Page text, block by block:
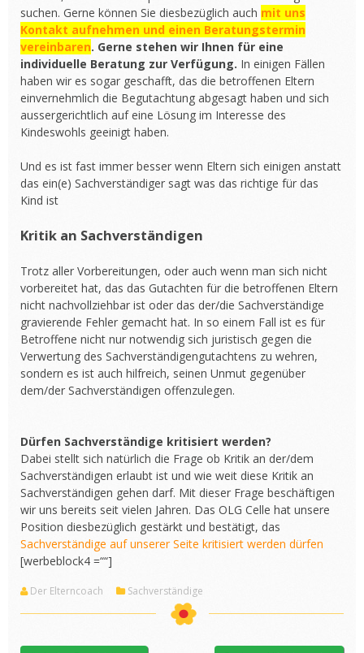
suchen. Gerne können Sie diesbezüglich auch mit uns
Kontakt aufnehmen und einen Beratungstermin
vereinbaren. Gerne stehen wir Ihnen für eine
individuelle Beratung zur Verfügung. In einigen Fällen
haben wir es sogar geschafft, das die betroffenen Eltern
einvernehmlich die Begutachtung abgesagt haben und sich
aussergerichtlich auf eine Lösung im Interesse des
Kindeswohls geeinigt haben.
Und es ist fast immer besser wenn Eltern sich einigen anstatt
das ein(e) Sachverständiger sagt was das richtige für das
Kind ist
Kritik an Sachverständigen
Trotz aller Vorbereitungen, oder auch wenn man sich nicht
vorbereitet hat, das das Gutachten für die betroffenen Eltern
nicht nachvollziehbar ist oder das der/die Sachverständige
gravierende Fehler gemacht hat. In so einem Fall ist es für
Betroffene nicht nur notwendig sich juristisch gegen die
Verwertung des Sachverständigengutachtens zu wehren,
sondern es ist auch hilfreich, seinen Unmut gegenüber
dem/der Sachverständigen offenzulegen.
Dürfen Sachverständige kritisiert werden?
Dabei stellt sich natürlich die Frage ob Kritik an der/dem
Sachverständigen erlaubt ist und wie weit diese Kritik an
Sachverständigen gehen darf. Mit dieser Frage beschäftigen
wir uns bereits seit vielen Jahren. Das OLG Celle hat unsere
Position diesbezüglich gestärkt und bestätigt, das
Sachverständige auf unserer Seite kritisiert werden dürfen
[werbeblock4 =““]
Der Elterncoach Sachverständige